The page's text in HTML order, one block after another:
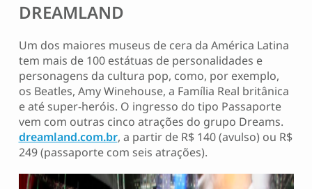
DREAMLAND
Um dos maiores museus de cera da América Latina
tem mais de 100 estátuas de personalidades e
personagens da cultura pop, como, por exemplo,
os Beatles, Amy Winehouse, a Família Real britânica
e até super-heróis. O ingresso do tipo Passaporte
vem com outras cinco atrações do grupo Dreams.
dreamland.com.br, a partir de R$ 140 (avulso) ou R$
249 (passaporte com seis atrações).